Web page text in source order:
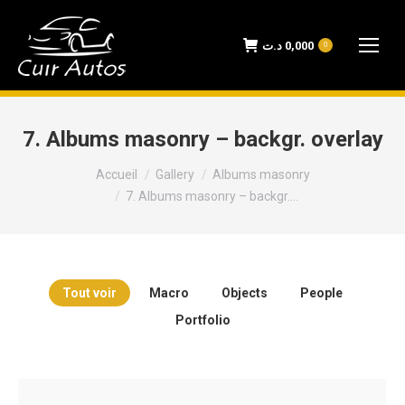
0,000 د.ت 0
7. Albums masonry – backgr. overlay
Accueil Gallery
Albums masonry
7. Albums masonry – backgr.…
Tout voir Macro Objects
People
Portfolio